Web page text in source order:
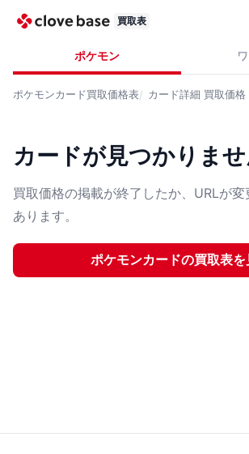
買取表
ポケモン
ポケモンカード買取価格表 カード詳細 買取価格
カードが見つかりま
買取価格の掲載が終了したか、URLが
あります。
ポケモンカードの買取表を